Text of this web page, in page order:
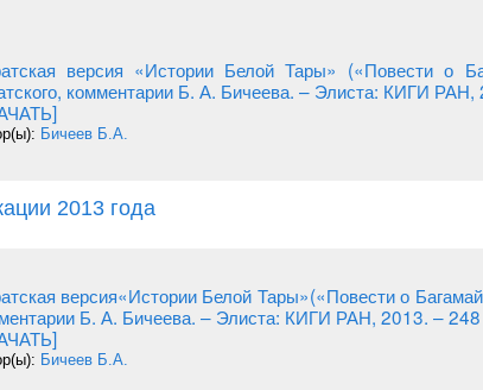
версия «Истории Белой Тары» («Повести о
комментарии Б. А. Бичеева. – Элиста: КИГИ
Бичеев Б.А.
2013 года
версия«Истории Белой Тары»(«Повести о
Б. А. Бичеева. – Элиста: КИГИ РАН, 2013. – 248
Бичеев Б.А.